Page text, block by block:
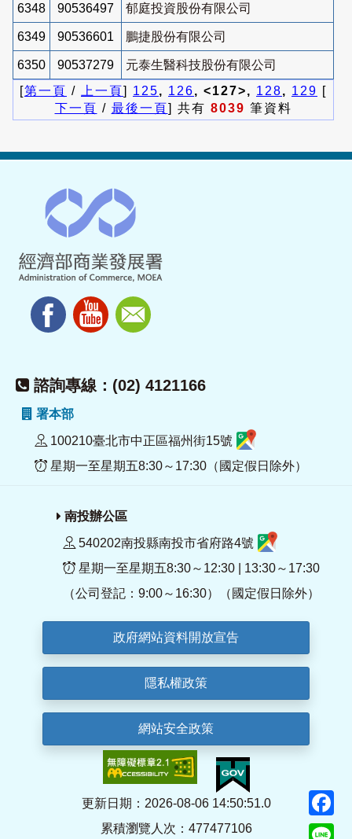
6348 90536497 郁庭投資股份有限公司
6349 90536601 鵬捷股份有限公司
6350 90537279
元泰生醫科技股份有限公司
[第一頁 / 上一頁] 125, 126, <127>, 128, 129 [
下一頁 / 最後一頁] 共有 8039 筆資料
諮詢專線：(02) 4121166
署本部
100210臺北市中正區福州街15號
星期一至星期五8:30～17:30（國定假日除外）
南投辦公區
540202南投縣南投市省府路4號
星期一至星期五8:30～12:30 | 13:30～17:30
（公司登記：9:00～16:30）（國定假日除外）
政府網站資料開放宣告
隱私權政策
網站安全政策
更新日期：2026-08-06 14:50:51.0
累積瀏覽人次：477477106